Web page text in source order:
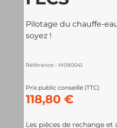
Pilotage du chauffe-
soyez !
Référence : M090041
Prix public conseillé (TTC)
118,80 €
Les pièces de rechange